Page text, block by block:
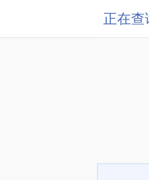
正在查